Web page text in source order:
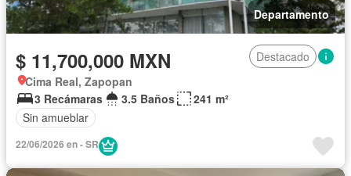
Departamento
$ 11,700,000 MXN
Destacado
Cima Real, Zapopan
3 Recámaras
3.5 Baños
241 m²
Sin amueblar
22/06/2026 en - SR